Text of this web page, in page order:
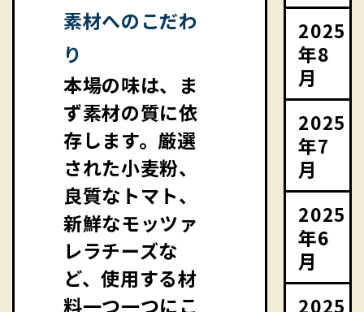
素材へのこだわ
り
本場の味は、ま
ず素材の質に依
存します。厳選
された小麦粉、
良質なトマト、
新鮮なモッツァ
レラチーズな
ど、使用する材
料一つ一つにこ
2025
年8
月
2025
年7
月
2025
年6
月
2025